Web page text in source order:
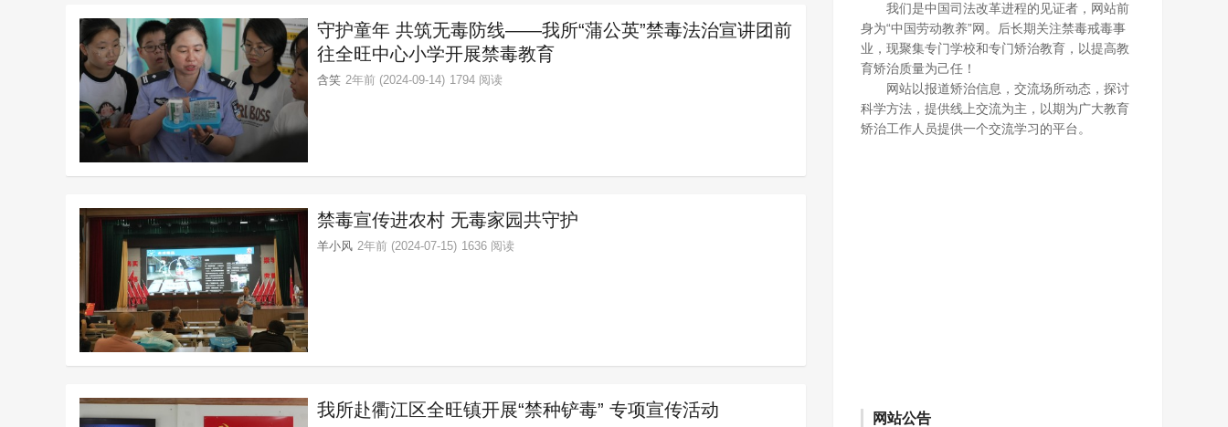
守护童年 共筑无毒防线——我所“蒲公英”禁毒法治宣讲团前
往全旺中心小学开展禁毒教育
含笑 2年前 (2024-09-14) 1794 阅读
禁毒宣传进农村 无毒家园共守护
羊小风 2年前 (2024-07-15) 1636 阅读
我所赴衢江区全旺镇开展“禁种铲毒” 专项宣传活动
我们是中国司法改革进程的见证者，网站前
身为“中国劳动教养”网。后长期关注禁毒戒毒事
业，现聚集专门学校和专门矫治教育，以提高教
育矫治质量为己任！
网站以报道矫治信息，交流场所动态，探讨
科学方法，提供线上交流为主，以期为广大教育
矫治工作人员提供一个交流学习的平台。
网站公告